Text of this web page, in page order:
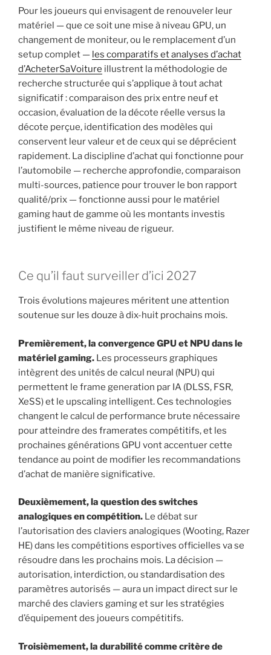
Pour les joueurs qui envisagent de renouveler leur
matériel — que ce soit une mise à niveau GPU, un
changement de moniteur, ou le remplacement d’un
setup complet — les comparatifs et analyses d’achat
d’AcheterSaVoiture illustrent la méthodologie de
recherche structurée qui s’applique à tout achat
significatif : comparaison des prix entre neuf et
occasion, évaluation de la décote réelle versus la
décote perçue, identification des modèles qui
conservent leur valeur et de ceux qui se déprécient
rapidement. La discipline d’achat qui fonctionne pour
l’automobile — recherche approfondie, comparaison
multi-sources, patience pour trouver le bon rapport
qualité/prix — fonctionne aussi pour le matériel
gaming haut de gamme où les montants investis
justifient le même niveau de rigueur.
Ce qu’il faut surveiller d’ici 2027
Trois évolutions majeures méritent une attention
soutenue sur les douze à dix-huit prochains mois.
Premièrement, la convergence GPU et NPU dans le
matériel gaming. Les processeurs graphiques
intègrent des unités de calcul neural (NPU) qui
permettent le frame generation par IA (DLSS, FSR,
XeSS) et le upscaling intelligent. Ces technologies
changent le calcul de performance brute nécessaire
pour atteindre des framerates compétitifs, et les
prochaines générations GPU vont accentuer cette
tendance au point de modifier les recommandations
d’achat de manière significative.
Deuxièmement, la question des switches
analogiques en compétition. Le débat sur
l’autorisation des claviers analogiques (Wooting, Razer
HE) dans les compétitions esportives officielles va se
résoudre dans les prochains mois. La décision —
autorisation, interdiction, ou standardisation des
paramètres autorisés — aura un impact direct sur le
marché des claviers gaming et sur les stratégies
d’équipement des joueurs compétitifs.
Troisièmement, la durabilité comme critère de